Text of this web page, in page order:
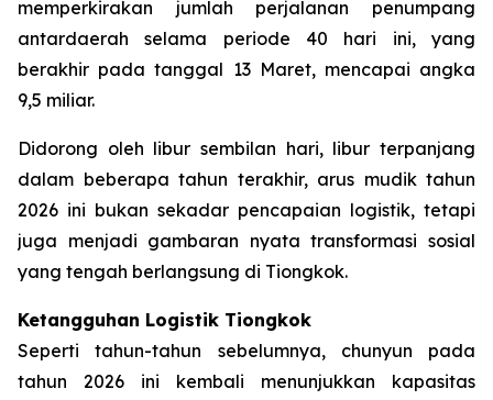
memperkirakan jumlah perjalanan penumpang
antardaerah selama periode 40 hari ini, yang
berakhir pada tanggal 13 Maret, mencapai angka
9,5 miliar.
Didorong oleh libur sembilan hari, libur terpanjang
dalam beberapa tahun terakhir, arus mudik tahun
2026 ini bukan sekadar pencapaian logistik, tetapi
juga menjadi gambaran nyata transformasi sosial
yang tengah berlangsung di Tiongkok.
Ketangguhan Logistik Tiongkok
Seperti tahun-tahun sebelumnya, chunyun pada
tahun 2026 ini kembali menunjukkan kapasitas